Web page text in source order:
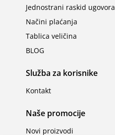
Jednostrani raskid ugovora
Načini plaćanja
Tablica veličina
BLOG
Služba za korisnike
Kontakt
Naše promocije
Novi proizvodi